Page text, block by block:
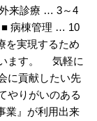
来診療 … 3～4
病棟管理 … 10
実現するため
ます。 気軽に
に貢献したい先
やりがいのある
業』が利用出来